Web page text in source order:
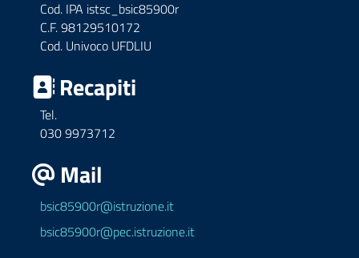
Cod. IPA istsc_bsic85900r
C.F. 98129510172
Cod. Univoco UFDLIU
Recapiti
Tel.
030 9973712
Mail
bsic85900r@istruzione.it
bsic85900r@pec.istruzione.it